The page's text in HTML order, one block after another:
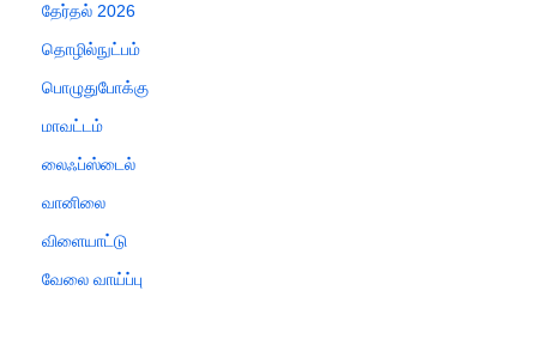
தேர்தல் 2026
தொழில்நுட்பம்
பொழுதுபோக்கு
மாவட்டம்
லைஃப்ஸ்டைல்
வானிலை
விளையாட்டு
வேலை வாய்ப்பு